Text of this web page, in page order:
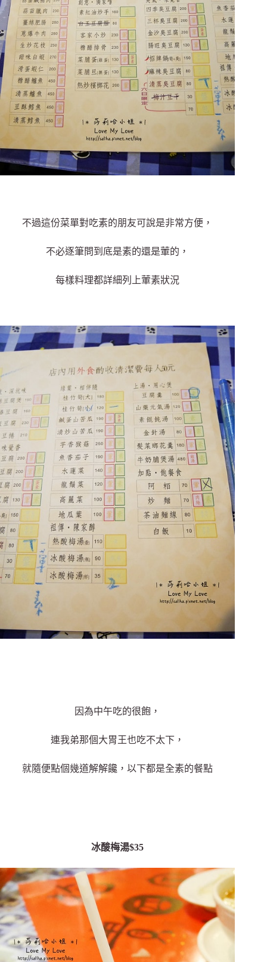
不過這份菜單對吃素的朋友可說是非常方便，
不必逐筆問到底是素的還是葷的，
每樣料理都詳細列上葷素狀況
因為中午吃的很飽，
連我弟那個大胃王也吃不太下，
就隨便點個幾道解解饞，以下都是全素的餐點
冰酸梅湯$35